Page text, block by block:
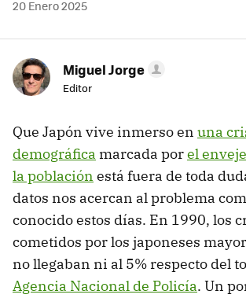
20 Enero 2025
Miguel Jorge
Editor
Que Japón vive inmerso en una
demográfica marcada porel
la población está fuera de toda
datos nos acercan al problema
conocido estos días. En 1990, los
cometidos por los japoneses
no llegaban ni al 5% respecto del
Agencia Nacional de Policía. Un